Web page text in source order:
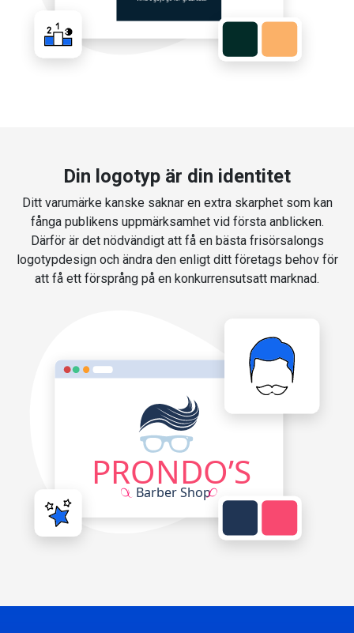
Din logotyp är din identitet
Ditt varumärke kanske saknar en extra skarphet som kan
fånga publikens uppmärksamhet vid första anblicken.
Därför är det nödvändigt att få en bästa frisörsalongs
logotypdesign och ändra den enligt ditt företags behov för
att få ett försprång på en konkurrensutsatt marknad.